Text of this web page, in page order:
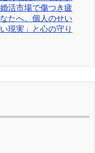
活市場で傷つき疲
たへ。個人のせい
現実」と心の守り